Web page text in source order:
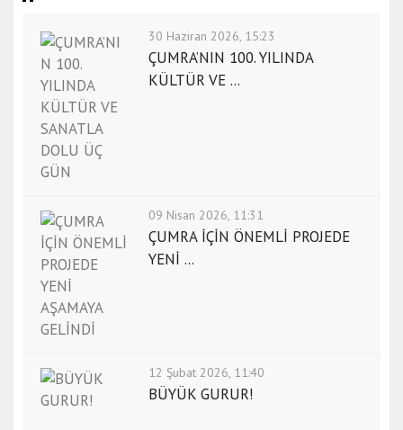
30 Haziran 2026, 15:23
ÇUMRA’NIN 100. YILINDA
KÜLTÜR VE ...
09 Nisan 2026, 11:31
ÇUMRA İÇİN ÖNEMLİ PROJEDE
YENİ ...
12 Şubat 2026, 11:40
BÜYÜK GURUR!